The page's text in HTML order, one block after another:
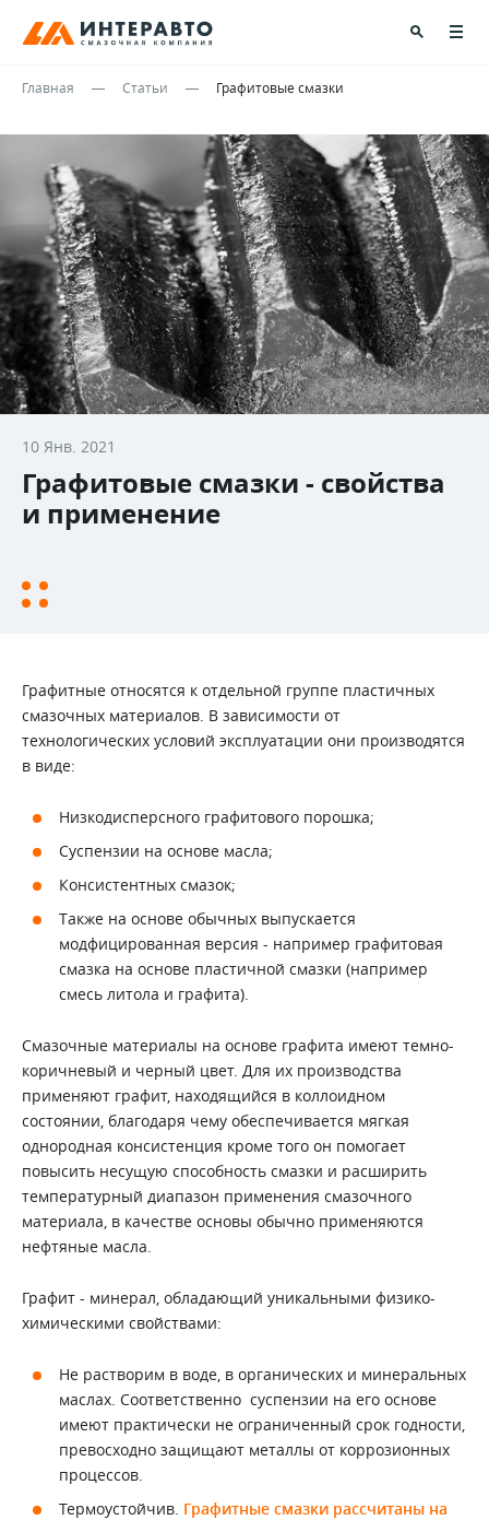
Главная Статьи Графитовые смазки
10 Янв. 2021
Графитовые смазки - свойства
и применение
Графитные относятся к отдельной группе пластичных
смазочных материалов. В зависимости от
технологических условий эксплуатации они производятся
в виде:
Низкодисперсного графитового порошка;
Суспензии на основе масла;
Консистентных смазок;
Также на основе обычных выпускается
модфицированная версия - например графитовая
смазка на основе пластичной смазки (например
смесь литола и графита).
Смазочные материалы на основе графита имеют темно-
коричневый и черный цвет. Для их производства
применяют графит, находящийся в коллоидном
состоянии, благодаря чему обеспечивается мягкая
однородная консистенция кроме того он помогает
повысить несущую способность смазки и расширить
температурный диапазон применения смазочного
материала, в качестве основы обычно применяются
нефтяные масла.
Графит - минерал, обладающий уникальными физико-
химическими свойствами:
Не растворим в воде, в органических и минеральных
маслах. Соответственно суспензии на его основе
имеют практически не ограниченный срок годности,
превосходно защищают металлы от коррозионных
процессов.
Термоустойчив. Графитные смазки рассчитаны на